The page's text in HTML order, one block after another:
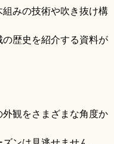
みの技術や吹き抜け構
歴史を紹介する資料が
観をさまざまな角度か